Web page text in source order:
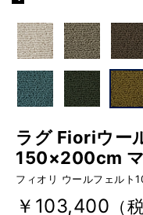
ラグ Fioriウー
150×200cm
フィオリ ウールフェルト
￥103,400 （